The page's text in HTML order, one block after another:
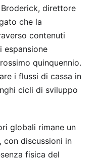
direttore
che la
contenuti
espansione
quinquennio.
i flussi di cassa in
cicli di sviluppo
globali rimane un
con discussioni in
fisica del